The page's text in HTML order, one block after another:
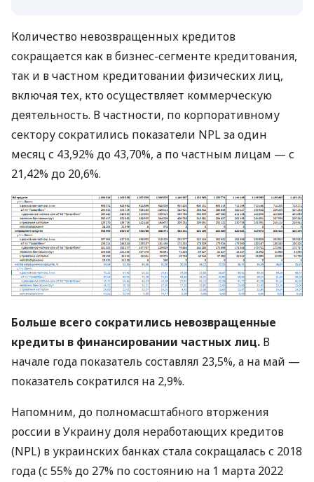
Количество невозвращенных кредитов
сокращается как в бизнес-сегменте кредитования,
так и в частном кредитовании физических лиц,
включая тех, кто осуществляет коммерческую
деятельность. В частности, по корпоративному
сектору сократились показатели NPL за один
месяц с 43,92% до 43,70%, а по частным лицам — с
21,42% до 20,6%.
Больше всего сократились невозвращенные
кредиты в финансировании частных лиц. В
начале года показатель составлял 23,5%, а на май —
показатель сократился на 2,9%.
Напомним, до полномасштабного вторжения
россии в Украину доля неработающих кредитов
(NPL) в украинских банках стала сокращалась с 2018
года (с 55% до 27% по состоянию на 1 марта 2022